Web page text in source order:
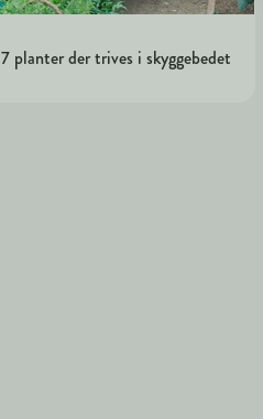
7 planter der trives i skyggebedet